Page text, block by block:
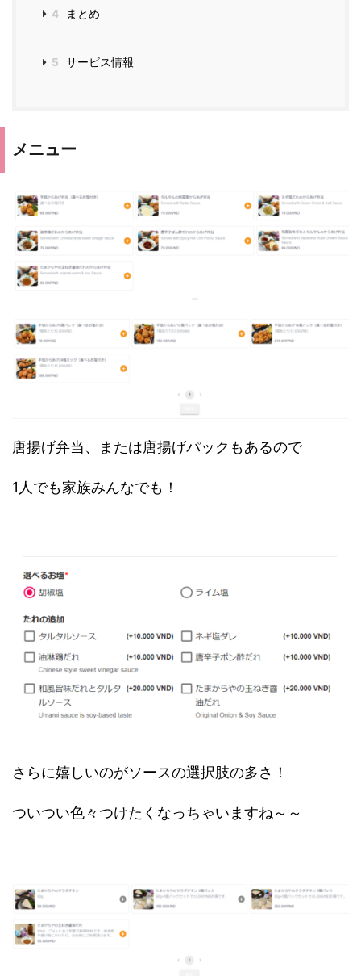
4 まとめ
5 サービス情報
メニュー
唐揚げ弁当、または唐揚げパックもあるので
1人でも家族みんなでも！
さらに嬉しいのがソースの選択肢の多さ！
ついつい色々つけたくなっちゃいますね～～